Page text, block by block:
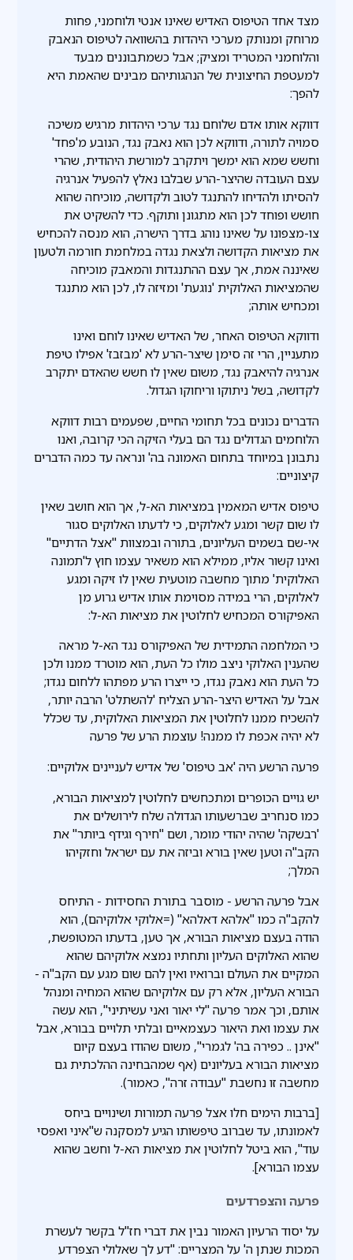
מצד אחד הטיפוס האדיש שאינו אנטי ולוחמני, פחות
מרוחק ומנותק מערכי היהדות בהשוואה לטיפוס הנאבק
והלוחמני המטריד ומציק; אבל כשמתבוננים מבעד
למעטפת החיצונית של הנהגותיהם מבינים שהאמת היא
להפך:
דווקא אותו אדם שלוחם נגד ערכי היהדות מרגיש משיכה
סמויה לתורה, ודווקא לכן הוא נאבק נגד, הנובע מ'פחד'
וחשש שמא הוא ימשך ויתקרב למורשת היהודית, שהרי
עצם העובדה שהיצר-הרע שבלבו נאלץ להפעיל אנרגיה
להסיתו ולהדיחו להתנגד לטוב ולקדושה, מוכיחה שהוא
חושש ופוחד לכן הוא מתגונן ותוקף. כדי להשקיט את
צו-מצפונו על שאינו נוהג בדרך הישרה, הוא מנסה להכחיש
את מציאות הקדושה ולצאת נגדה במלחמת חורמה ולטעון
שאיננה אמת, אך עצם ההתנגדות והמאבק מוכיחה
שהמציאות האלוקית 'נוגעת' ומזיזה לו, לכן הוא מתנגד
ומכחיש אותה;
ודווקא הטיפוס האחר, של האדיש שאינו לוחם ואינו
מתעניין, הרי זה סימן שיצר-הרע לא 'מבזבז' אפילו טיפת
אנרגיה להיאבק נגד, משום שאין לו חשש שהאדם יתקרב
לקדושה, בשל ניתוקו וריחוקו הגדול.
הדברים נכונים בכל תחומי החיים, שפעמים רבות דווקא
הלוחמים הגדולים נגד הם בעלי הזיקה הכי קרובה, ואנו
נתבונן במיוחד בתחום האמונה בה' ונראה עד כמה הדברים
קיצוניים:
טיפוס אדיש המאמין במציאות הא-ל, אך הוא חושב שאין
לו שום קשר ומגע לאלוקים, כי לדעתו האלוקים סגור
אי-שם בשמים העליונים, בתורה ובמצוות "אצל הדתיים"
ואינו קשור אליו, ממילא הוא משאיר עצמו חוץ ל'תמונה
האלוקית' מתוך מחשבה מוטעית שאין לו זיקה ומגע
לאלוקים, הרי במידה מסוימת אותו אדיש גרוע מן
האפיקורס המכחיש לחלוטין את מציאות הא-ל:
כי המלחמה התמידית של האפיקורס נגד הא-ל מראה
שהענין האלוקי ניצב מולו כל העת, הוא מוטרד ממנו ולכן
כל העת הוא נאבק נגדו, כי ייצרו הרע מפתהו ללחום נגדו;
אבל על האדיש היצר-הרע הצליח 'להשתלט' הרבה יותר,
להשכיח ממנו לחלוטין את המציאות האלוקית, עד שכלל
לא יהיה אכפת לו ממנה! עוצמת הרע של פרעה
פרעה הרשע היה 'אב טיפוס' של אדיש לעניינים אלוקיים:
יש גויים הכופרים ומתכחשים לחלוטין למציאות הבורא,
כמו סנחריב שברשעותו הגדולה שלח לירושלים את
'רבשקה' שהיה יהודי מומר, ושם "חירף וגידף ביותר" את
הקב"ה וטען שאין בורא וביזה את עם ישראל וחזקיהו
המלך;
אבל פרעה הרשע - מוסבר בתורת החסידות - התיחס
להקב"ה כמו "אלהא דאלהא" (=אלוקי אלוקיהם), הוא
הודה בעצם מציאות הבורא, אך טען, בדעתו המטופשת,
שהוא האלוקים העליון ותחתיו נמצא אלוקיהם שהוא
המקיים את העולם וברואיו ואין להם שום מגע עם הקב"ה -
הבורא העליון, אלא רק עם אלוקיהם שהוא המחיה ומנהל
אותם, וכך אמר פרעה "לי יאור ואני עשיתיני", הוא עשה
את עצמו ואת היאור כעצמאיים ובלתי תלויים בבורא, אבל
"אינן .. כפירה בה' לגמרי", משום שהודו בעצם קיום
מציאות הבורא בעליונים (אף שמהבחינה ההלכתית גם
מחשבה זו נחשבת "עבודה זרה", כאמור).
[ברבות הימים חלו אצל פרעה תמורות ושינויים ביחס
לאמונתו, עד שברוב טיפשותו הגיע למסקנה ש"איני ואפסי
עוד", הוא ביטל לחלוטין את מציאות הא-ל וחשב שהוא
עצמו הבורא].
פרעה והצפרדעים
על יסוד הרעיון האמור נבין את דברי חז"ל בקשר לעשרת
המכות שנתן ה' על המצריים: "דע לך שאלולי הצפרדע